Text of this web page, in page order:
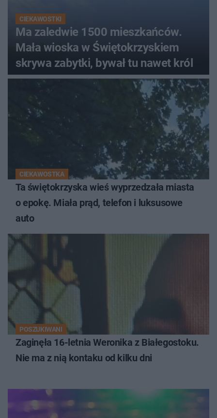
CIEKAWOSTKI
Ma zaledwie 1500 mieszkańców.
Mała wioska w Świętokrzyskiem
skrywa zabytki, bywał tu nawet król
CIEKAWOSTKA
Ta świętokrzyska wieś wyprzedzała miasta
o epokę. Miała prąd, telefon i luksusowe
auto
POSZUKIWANI
Zaginęła 16-letnia Weronika z Białegostoku.
Nie ma z nią kontaku od kilku dni